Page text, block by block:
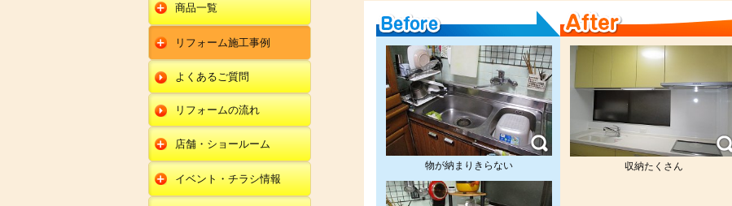
Before
物が納まりきらない
After
収納たくさん
商品一覧
水回りリフォーム
キッチンリフォーム
ユニットバスリフォー
ム
トイレリフォーム
洗面化粧台リフォー
ム
オール電化セット
エコキュート
給湯器
エクステリア
外壁塗装
内装リフォーム
リフォーム施工事例
キッチン
ユニットバス
トイレ
洗面化粧台
エクステリア
よくあるご質問
リフォームの流れ
店舗・ショールーム
田鶴浜店
金沢野々市店
イベント・チラシ情報
田鶴浜店